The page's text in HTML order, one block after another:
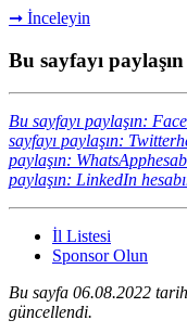
➞ İnceleyin
Bu sayfayı paylaşın
Bu sayfayı paylaşın:
sayfayı paylaşın:
paylaşın:
paylaşın: LinkedIn
İl Listesi
Sponsor Olun
Bu sayfa 06.08.2022
güncellendi.